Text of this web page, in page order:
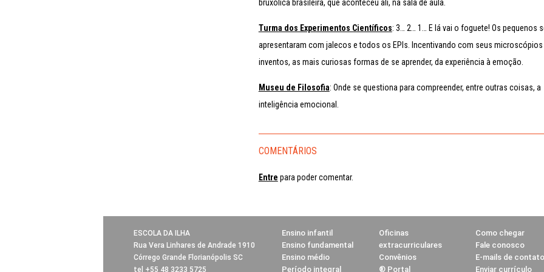
bruxólica brasileira, que aconteceu ali, na sala de aula.
Turma dos Experimentos Científicos: 3… 2… 1… E lá vai o foguete! Os pequenos
apresentaram com jalecos e todos os EPIs. Incentivando com seus microscópios
inventos, as mais curiosas formas de se aprender, da experiência à emoção.
Museu de Filosofia: Onde se questiona para compreender, entre outras coisas, a
inteligência emocional.
COMENTÁRIOS
Entre para poder comentar.
ESCOLA DA ILHA
Rua Vera Linhares de Andrade 1910
Córrego Grande Florianópolis SC
tel +55 48 3233 5725
Ensino infantil
Ensino fundamental
Ensino médio
Período integral
Oficinas
extracurriculares
Convênios
® Portal
Como chegar
Fale conosco
E-mails de contato
Enviar currículo